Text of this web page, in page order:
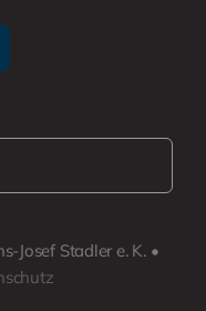
Josef Stadler e. K. •